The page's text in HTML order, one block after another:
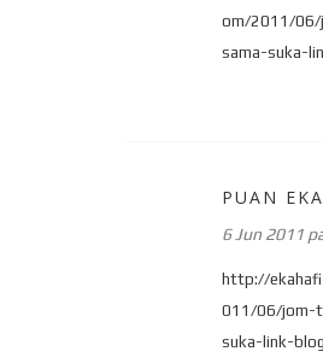
om/2011/
sama-suka-
PUAN EKA
6 Jun 2011
http://
011/06/jom-
suka-link-